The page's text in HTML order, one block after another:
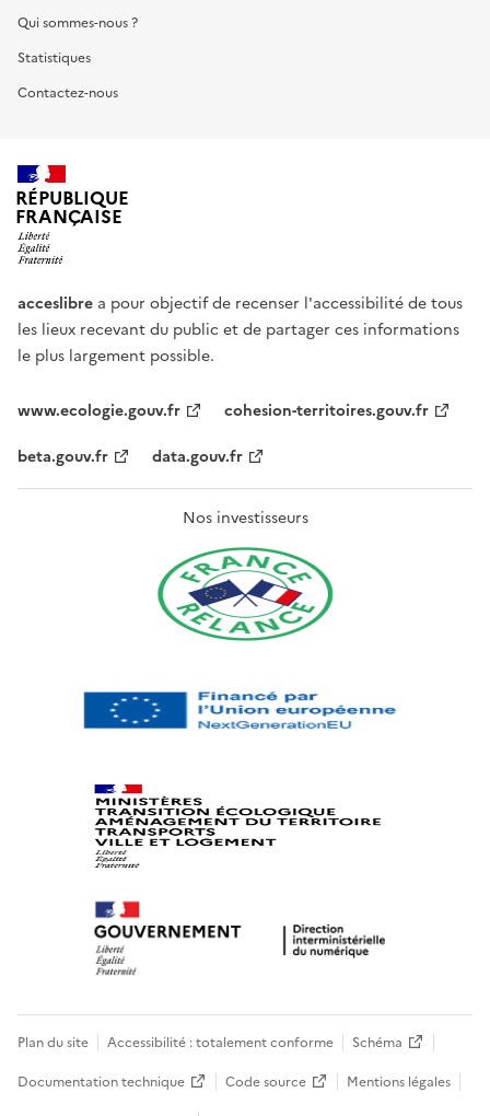
Qui sommes-nous ?
Statistiques
Contactez-nous
RÉPUBLIQUE
FRANÇAISE
acceslibre a pour objectif de recenser l'accessibilité de tous
les lieux recevant du public et de partager ces informations
le plus largement possible.
www.ecologie.gouv.fr
cohesion-territoires.gouv.fr
beta.gouv.fr
data.gouv.fr
Nos investisseurs
Plan du site Accessibilité : totalement conforme
Schéma
Documentation technique
Code source
Mentions légales